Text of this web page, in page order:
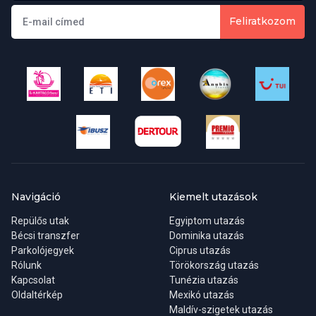
Mennyibe kerül egy Maldív-szigeteki utazási csomag?
Maldív-szigeteki csomagok széles választéka közül válogathat,
amelyek magukban foglalják a járatokat, a szállodákat, a
úgy, hogy egy hosszabb nyaralás érdekében kevesebb éjszakát
tölt el itt, az Ön által vágyott nyaralástól függően.
Maldív-szigeteki útja során lehetséges úticélok lehetnek Male,
Feydhoo, Hulhumale-sziget, Utheemu, Maafushi és még sok
egyéb hely. A leghíresebb tengerpartok közé tartozik a
Hulhumale, a Vabbinfaru Island, a Fulhadhoo Beach, a Sun Island
Beach és a Dhigurah Beach. A kívánt nyaralás típusától függően
érdemes meglátogatni ezeket a helyeket.
Feliratkozom
Navigáció
Repülős utak
Bécsi transzfer
Parkolójegyek
Rólunk
Kapcsolat
Oldaltérkép
Kiemelt utazások
Egyiptom utazás
Dominika utazás
Ciprus utazás
Törökország utazás
Tunézia utazás
Mexikó utazás
Maldív-szigetek utazás